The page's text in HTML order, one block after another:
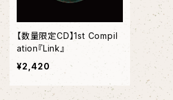
【数量限定CD】1st Compil
ation『Link』
¥2,420